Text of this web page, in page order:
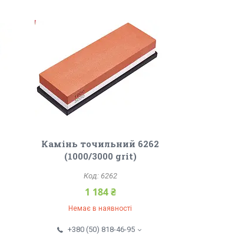
Камінь точильний 6262
(1000/3000 grit)
6262
1 184 ₴
Немає в наявності
+380 (50) 818-46-95